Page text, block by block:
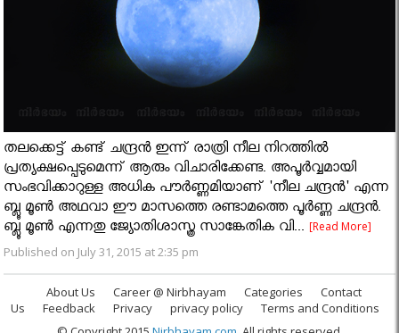
തലക്കെട്ട് കണ്ട് ചന്ദ്രൻ ഇന്ന് രാത്രി നീല നിറത്തിൽ
പ്രത്യക്ഷപ്പെടുമെന്ന് ആരും വിചാരിക്കേണ്ട. അപൂർവ്വമായി
സംഭവിക്കാറുള്ള അധിക പൗർണ്ണമിയാണ് 'നീല ചന്ദ്രൻ' എന്ന
ബ്ലൂ മൂൺ അഥവാ ഈ മാസത്തെ രണ്ടാമത്തെ പൂർണ്ണ ചന്ദ്രൻ.
ബ്ലൂ മൂൺ എന്നതു ജ്യോതിശാസ്ത്ര സാങ്കേതിക വി...[Read More]
Published on July 31, 2015 at 2:35 pm
About Us Career @ Nirbhayam Categories
Contact
Us
Feedback Privacy privacy policy
Terms and Conditions